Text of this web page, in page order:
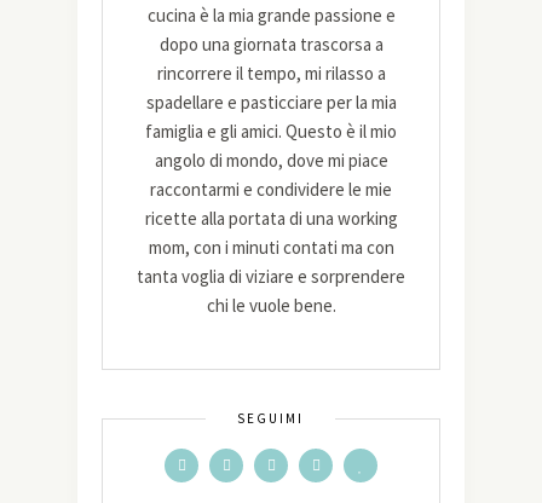
cucina è la mia grande passione e
dopo una giornata trascorsa a
rincorrere il tempo, mi rilasso a
spadellare e pasticciare per la mia
famiglia e gli amici. Questo è il mio
angolo di mondo, dove mi piace
raccontarmi e condividere le mie
ricette alla portata di una working
mom, con i minuti contati ma con
tanta voglia di viziare e sorprendere
chi le vuole bene.
SEGUIMI